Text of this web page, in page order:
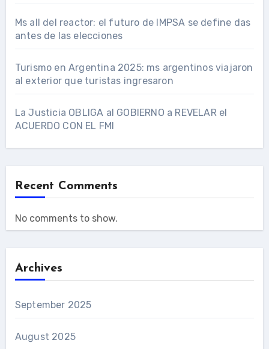
Ms all del reactor: el futuro de IMPSA se define das
antes de las elecciones
Turismo en Argentina 2025: ms argentinos viajaron
al exterior que turistas ingresaron
La Justicia OBLIGA al GOBIERNO a REVELAR el
ACUERDO CON EL FMI
Recent Comments
No comments to show.
Archives
September 2025
August 2025